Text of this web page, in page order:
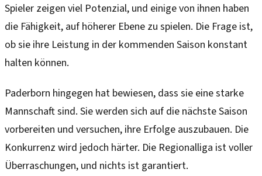
Spieler zeigen viel Potenzial, und einige von ihnen haben
die Fähigkeit, auf höherer Ebene zu spielen. Die Frage ist,
ob sie ihre Leistung in der kommenden Saison konstant
halten können.
Paderborn hingegen hat bewiesen, dass sie eine starke
Mannschaft sind. Sie werden sich auf die nächste Saison
vorbereiten und versuchen, ihre Erfolge auszubauen. Die
Konkurrenz wird jedoch härter. Die Regionalliga ist voller
Überraschungen, und nichts ist garantiert.